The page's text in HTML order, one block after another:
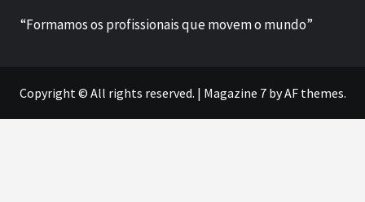
“Formamos os profissionais que movem o mundo”
Copyright © All rights reserved. | Magazine 7by AF themes.